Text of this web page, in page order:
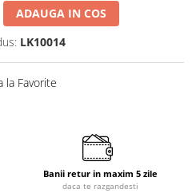
ADAUGA IN COS
LK10014
la Favorite
Banii retur in maxim 5 zile
daca te razgandesti